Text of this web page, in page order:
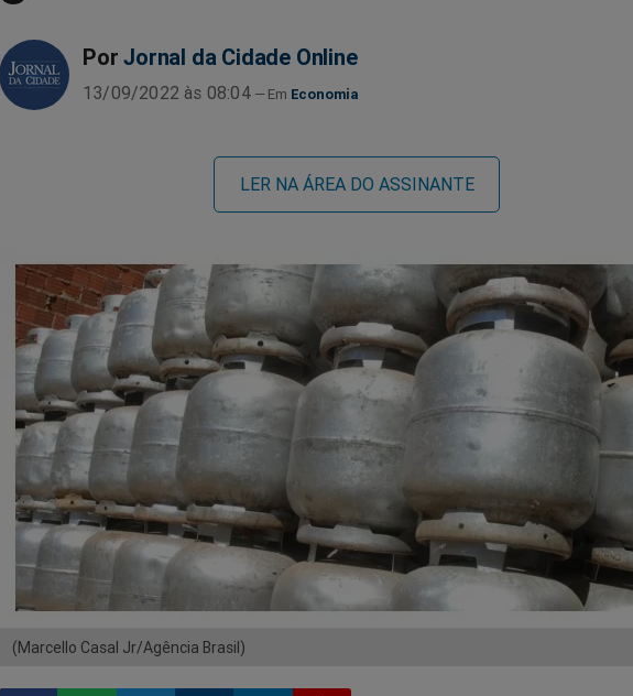
Por Jornal da Cidade Online
13/09/2022 às 08:04 Economia
LER NA ÁREA DO ASSINANTE
(Marcello Casal Jr/Agência Brasil)